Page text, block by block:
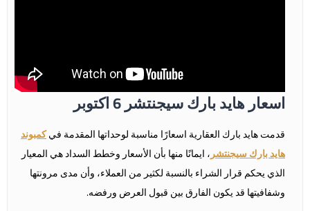
اسعار هايد بارك سيجنتشر 6 اكتوبر
قدمت هايد بارك العقارية اسعارًا مناسبة لوحداتها المقدمة فيكمبوند
هايد بارك سيجنتشر، ايمانًا منها بأن الأسعار وخطط السداد هي المعيار
الذي يحكم قرار الشراء بالنسبة لكثير من العملاء، وأن مدى مرونتها
وشفافيتها قد يكون الفارق بين قبول العرض ورفضه.